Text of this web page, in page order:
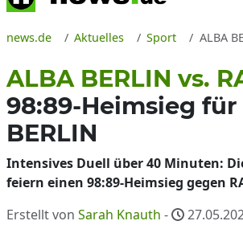
news.de Aktuelles Sport ALBA
ALBA BERLIN vs.
98:89-Heimsieg für
BERLIN
Intensives Duell über 40 Minuten:
feiern einen 98:89-Heimsieg gegen
Erstellt von Sarah Knauth -